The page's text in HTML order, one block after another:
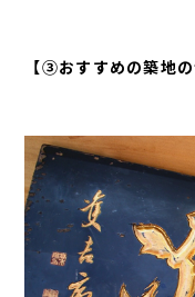
【③おすすめの築地